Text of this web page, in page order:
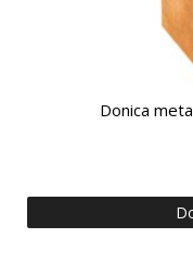
Donica